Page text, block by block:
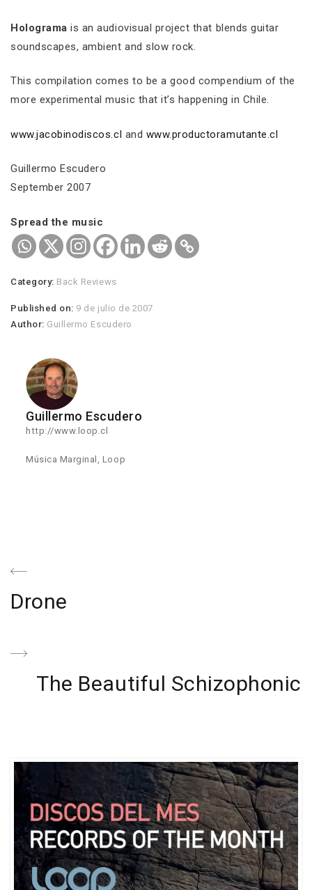
Holograma is an audiovisual project that blends guitar
soundscapes, ambient and slow rock.
This compilation comes to be a good compendium of the
more experimental music that it’s happening in Chile.
www.jacobinodiscos.cl and www.productoramutante.cl
Guillermo Escudero
September 2007
Spread the music
Category: Back Reviews
Published on: 9 de julio de 2007
Author: Guillermo Escudero
Guillermo Escudero
http://www.loop.cl
Música Marginal, Loop
Navegación
de
entradas
Previous
Drone
Next
The Beautiful Schizophonic